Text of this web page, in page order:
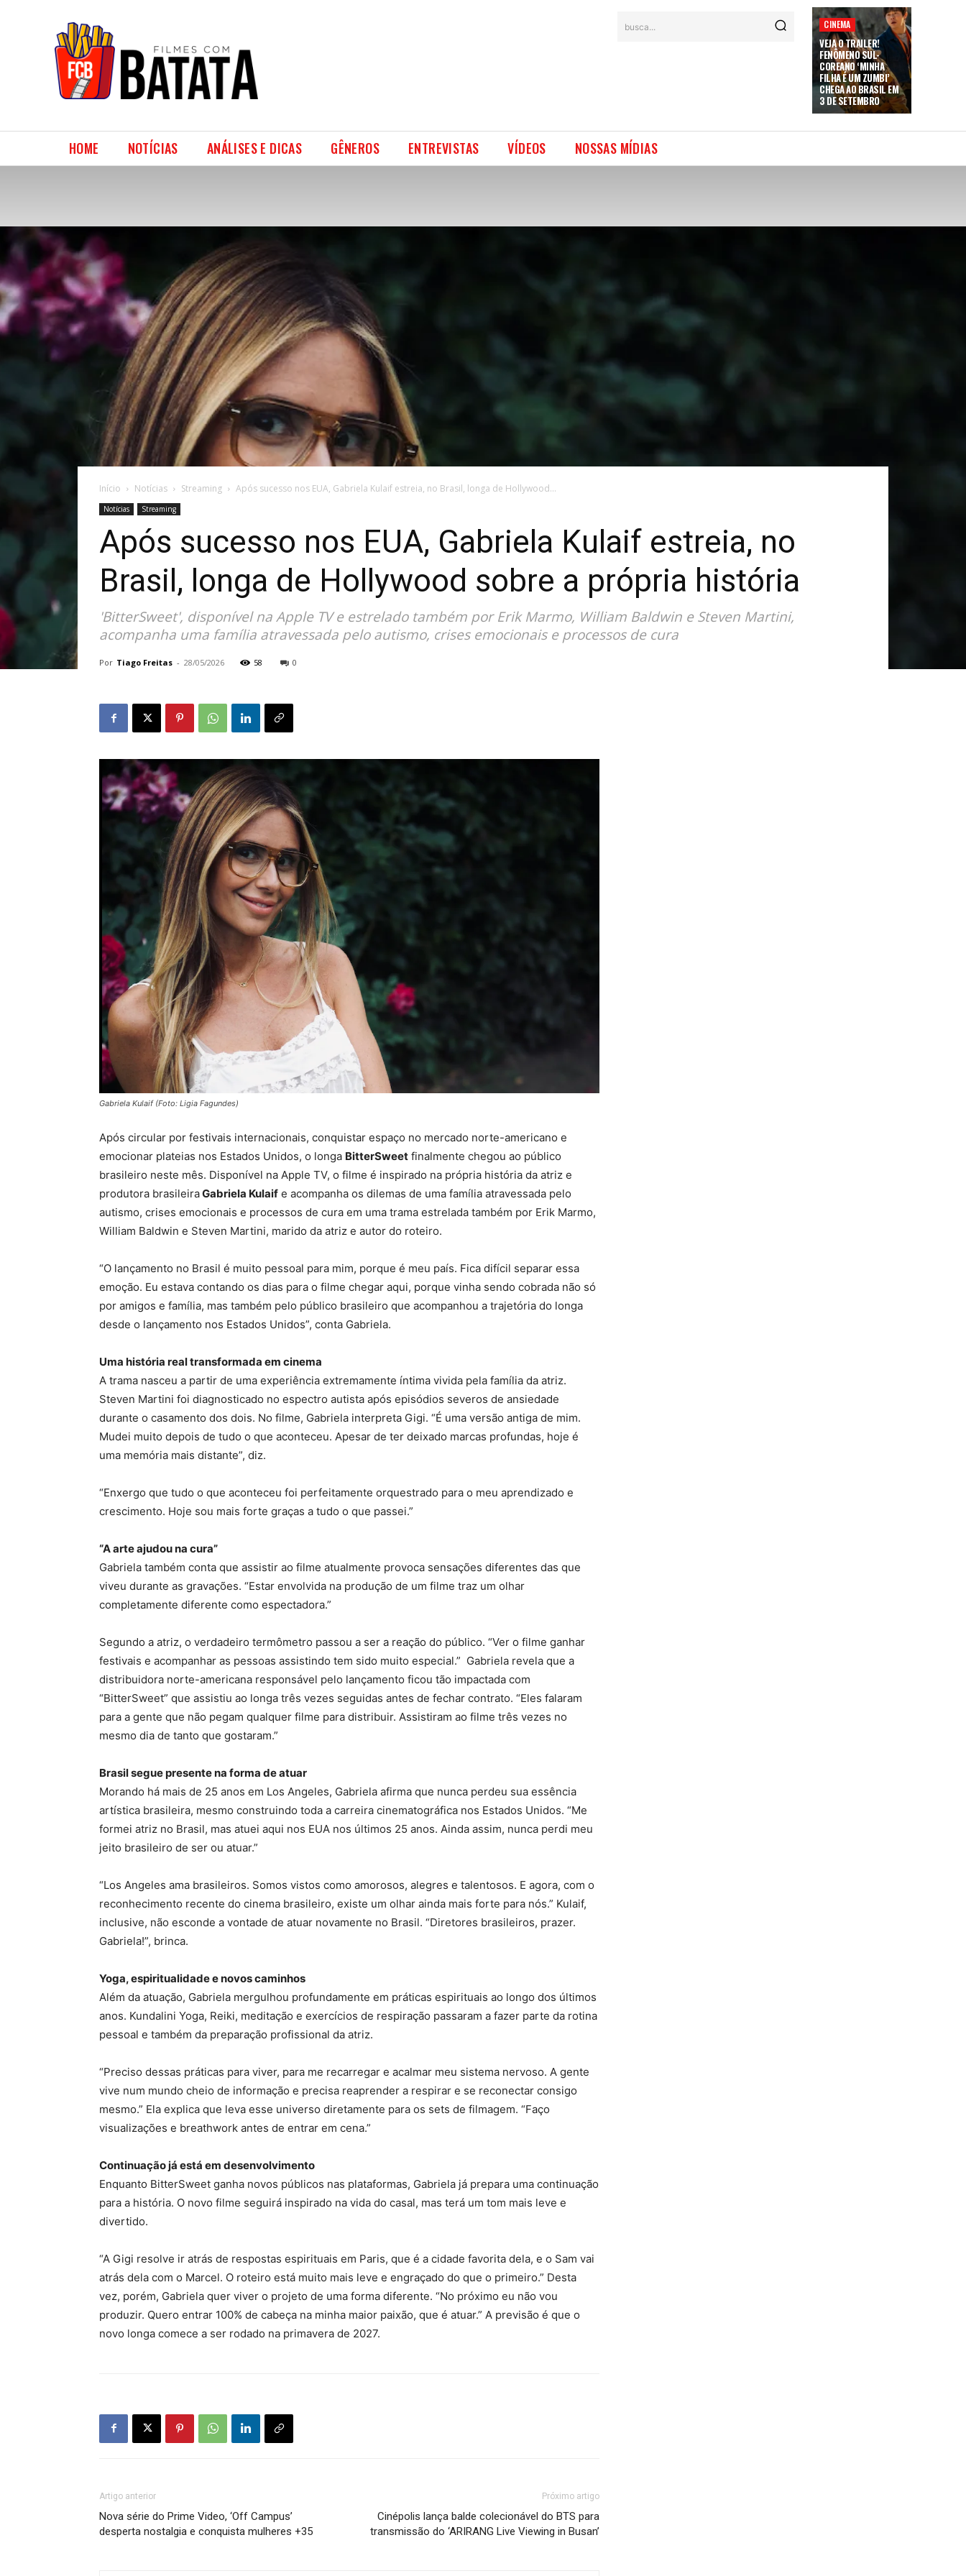
busca... CINEMA
VEJA O TRAILER!
FENÔMENO SUL-
COREANO ‘MINHA
FILHA É UM ZUMBI’
CHEGA AO BRASIL EM
3 DE SETEMBRO
HOME NOTÍCIAS ANÁLISES E DICAS GÊNEROS ENTREVISTAS VÍDEOS NOSSAS MÍDIAS
Início Notícias Streaming Após sucesso nos EUA, Gabriela Kulaif estreia, no Brasil, longa de Hollywood...
Notícias Streaming
Após sucesso nos EUA, Gabriela Kulaif estreia, no
Brasil, longa de Hollywood sobre a própria história
'BitterSweet', disponível na Apple TV e estrelado também por Erik Marmo, William Baldwin e Steven Martini,
acompanha uma família atravessada pelo autismo, crises emocionais e processos de cura
Por Tiago Freitas - 28/05/2026 58 0
Gabriela Kulaif (Foto: Ligia Fagundes)
Após circular por festivais internacionais, conquistar espaço no mercado norte-americano e
emocionar plateias nos Estados Unidos, o longa BitterSweet finalmente chegou ao público
brasileiro neste mês. Disponível na Apple TV, o filme é inspirado na própria história da atriz e
produtora brasileiraGabriela Kulaif e acompanha os dilemas de uma família atravessada pelo
autismo, crises emocionais e processos de cura em uma trama estrelada também por Erik Marmo,
William Baldwin e Steven Martini, marido da atriz e autor do roteiro.
“O lançamento no Brasil é muito pessoal para mim, porque é meu país. Fica difícil separar essa
emoção. Eu estava contando os dias para o filme chegar aqui, porque vinha sendo cobrada não só
por amigos e família, mas também pelo público brasileiro que acompanhou a trajetória do longa
desde o lançamento nos Estados Unidos”, conta Gabriela.
Uma história real transformada em cinema
A trama nasceu a partir de uma experiência extremamente íntima vivida pela família da atriz.
Steven Martini foi diagnosticado no espectro autista após episódios severos de ansiedade
durante o casamento dos dois. No filme, Gabriela interpreta Gigi. “É uma versão antiga de mim.
Mudei muito depois de tudo o que aconteceu. Apesar de ter deixado marcas profundas, hoje é
uma memória mais distante”, diz.
“Enxergo que tudo o que aconteceu foi perfeitamente orquestrado para o meu aprendizado e
crescimento. Hoje sou mais forte graças a tudo o que passei.”
“A arte ajudou na cura”
Gabriela também conta que assistir ao filme atualmente provoca sensações diferentes das que
viveu durante as gravações. “Estar envolvida na produção de um filme traz um olhar
completamente diferente como espectadora.”
Segundo a atriz, o verdadeiro termômetro passou a ser a reação do público. “Ver o filme ganhar
festivais e acompanhar as pessoas assistindo tem sido muito especial.” Gabriela revela que a
distribuidora norte-americana responsável pelo lançamento ficou tão impactada com
“BitterSweet” que assistiu ao longa três vezes seguidas antes de fechar contrato. “Eles falaram
para a gente que não pegam qualquer filme para distribuir. Assistiram ao filme três vezes no
mesmo dia de tanto que gostaram.”
Brasil segue presente na forma de atuar
Morando há mais de 25 anos em Los Angeles, Gabriela afirma que nunca perdeu sua essência
artística brasileira, mesmo construindo toda a carreira cinematográfica nos Estados Unidos. “Me
formei atriz no Brasil, mas atuei aqui nos EUA nos últimos 25 anos. Ainda assim, nunca perdi meu
jeito brasileiro de ser ou atuar.”
“Los Angeles ama brasileiros. Somos vistos como amorosos, alegres e talentosos. E agora, com o
reconhecimento recente do cinema brasileiro, existe um olhar ainda mais forte para nós.” Kulaif,
inclusive, não esconde a vontade de atuar novamente no Brasil. “Diretores brasileiros, prazer.
Gabriela!”, brinca.
Yoga, espiritualidade e novos caminhos
Além da atuação, Gabriela mergulhou profundamente em práticas espirituais ao longo dos últimos
anos. Kundalini Yoga, Reiki, meditação e exercícios de respiração passaram a fazer parte da rotina
pessoal e também da preparação profissional da atriz.
“Preciso dessas práticas para viver, para me recarregar e acalmar meu sistema nervoso. A gente
vive num mundo cheio de informação e precisa reaprender a respirar e se reconectar consigo
mesmo.” Ela explica que leva esse universo diretamente para os sets de filmagem. “Faço
visualizações e breathwork antes de entrar em cena.”
Continuação já está em desenvolvimento
Enquanto BitterSweet ganha novos públicos nas plataformas, Gabriela já prepara uma continuação
para a história. O novo filme seguirá inspirado na vida do casal, mas terá um tom mais leve e
divertido.
“A Gigi resolve ir atrás de respostas espirituais em Paris, que é a cidade favorita dela, e o Sam vai
atrás dela com o Marcel. O roteiro está muito mais leve e engraçado do que o primeiro.” Desta
vez, porém, Gabriela quer viver o projeto de uma forma diferente. “No próximo eu não vou
produzir. Quero entrar 100% de cabeça na minha maior paixão, que é atuar.” A previsão é que o
novo longa comece a ser rodado na primavera de 2027.
Artigo anterior
Nova série do Prime Video, ‘Off Campus’
desperta nostalgia e conquista mulheres +35
Próximo artigo
Cinépolis lança balde colecionável do BTS para
transmissão do ‘ARIRANG Live Viewing in Busan’